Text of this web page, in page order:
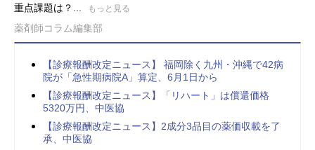
重点課題は？...
もっと見る
薬剤師コラム編集部
【診療報酬改定ニュース】 福岡除く九州・沖縄で42病
院が「急性期病院A」算定、6月1日から
【診療報酬改定ニュース】「リハート」は償還価格
5320万円、中医協
【診療報酬改定ニュース】2成分3品目の薬価収載を了
承、中医協